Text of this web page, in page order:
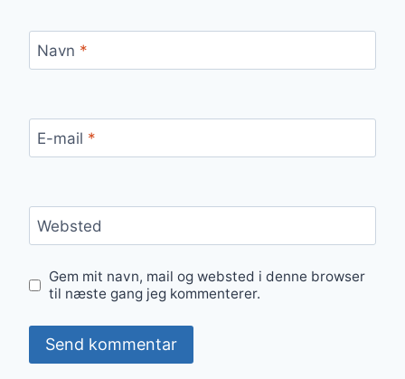
Navn *
E-mail *
Websted
Gem mit navn, mail og websted i denne browser
til næste gang jeg kommenterer.